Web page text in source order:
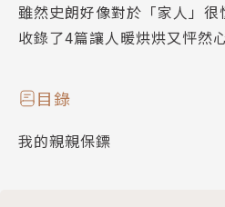
雖然史朗好像對於「家人」
收錄了4篇讓人暖烘烘又怦然
目錄
我的親親保鏢